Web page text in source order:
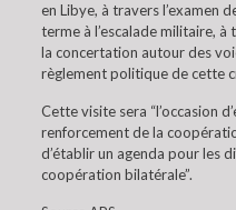
en Libye, à travers l’examen
terme à l’escalade militaire,
la concertation autour des
règlement politique de cette
Cette visite sera “l’occasion
renforcement de la
d’établir un agenda pour les
coopération bilatérale”.